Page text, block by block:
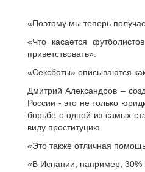
«Поэтому мы теперь
«Что касается
приветствовать».
«Сексботы» описываются
Дмитрий Александров –
России - это не только
борьбе с одной из самых
виду проституцию.
«Это также отличная
«В Испании, например, 30%